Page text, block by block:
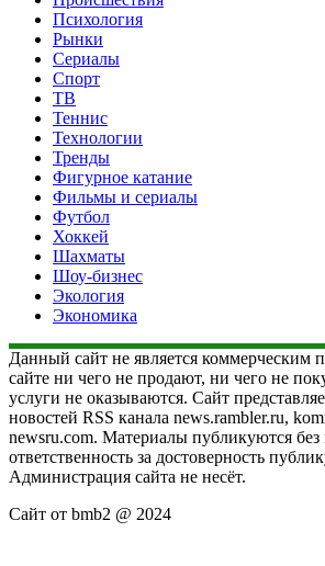
Психология
Рынки
Сериалы
Спорт
ТВ
Теннис
Технологии
Тренды
Фигурное катание
Фильмы и сериалы
Футбол
Хоккей
Шахматы
Шоу-бизнес
Экология
Экономика
Данный сайт не является коммерческим
сайте ни чего не продают, ни чего не
услуги не оказываются. Сайт
новостей RSS канала news.rambler.ru,
newsru.com. Материалы публикуются без
ответственность за достоверность
Администрация сайта не несёт.
Сайт от bmb2 @ 2024